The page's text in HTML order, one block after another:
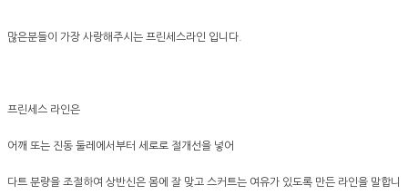
많은분들이 가장 사랑해주시는 프린세스라인 입니다.
프린세스 라인은
어깨 또는 진동 둘레에서부터 세로로 절개선을 넣어
다트 분량을 조절하여 상반신은 몸에 잘 맞고 스커트는 여유가 있도록 만든 라인을 말합니